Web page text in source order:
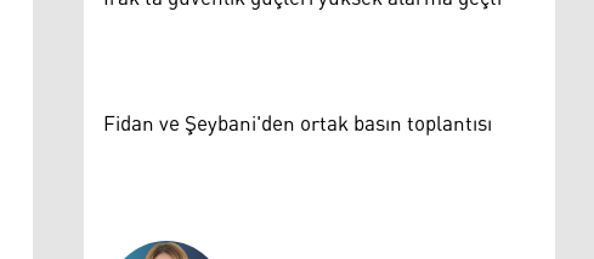
Fidan ve Şeybani'den ortak basın toplantısı